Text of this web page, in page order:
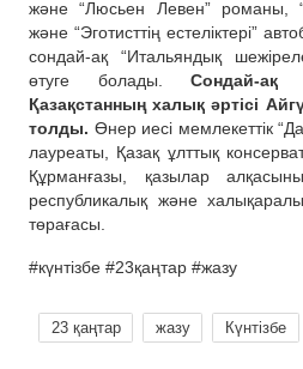
және “Люсьен Левен” романы,
және “Эготисттің естеліктері”
сондай-ақ “Итальяндық
өтуге болады.Сондай-ақ
Қазақстанның халық әртісі
толды. Өнер иесі мемлекеттік
лауреаты, Қазақ ұлттық
Құрманғазы, қазылар
республикалық және
төрағасы.
#күнтізбе #23қаңтар #жазу
23 қаңтар жазу Күнтізбе